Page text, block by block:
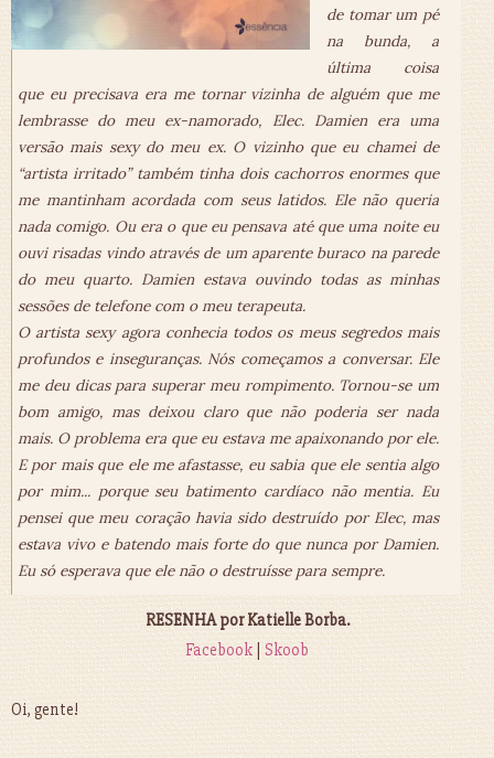
de tomar um pé
na bunda, a
última coisa
que eu precisava era me tornar vizinha de alguém que me
lembrasse do meu ex-namorado, Elec. Damien era uma
versão mais sexy do meu ex. O vizinho que eu chamei de
“artista irritado” também tinha dois cachorros enormes que
me mantinham acordada com seus latidos. Ele não queria
nada comigo. Ou era o que eu pensava até que uma noite eu
ouvi risadas vindo através de um aparente buraco na parede
do meu quarto. Damien estava ouvindo todas as minhas
sessões de telefone com o meu terapeuta.
O artista sexy agora conhecia todos os meus segredos mais
profundos e inseguranças. Nós começamos a conversar. Ele
me deu dicas para superar meu rompimento. Tornou-se um
bom amigo, mas deixou claro que não poderia ser nada
mais. O problema era que eu estava me apaixonando por ele.
E por mais que ele me afastasse, eu sabia que ele sentia algo
por mim... porque seu batimento cardíaco não mentia. Eu
pensei que meu coração havia sido destruído por Elec, mas
estava vivo e batendo mais forte do que nunca por Damien.
Eu só esperava que ele não o destruísse para sempre.
RESENHA por Katielle Borba.
Facebook| Skoob
Oi, gente!